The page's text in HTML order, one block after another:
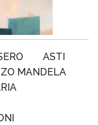
ASTI
MANDELA